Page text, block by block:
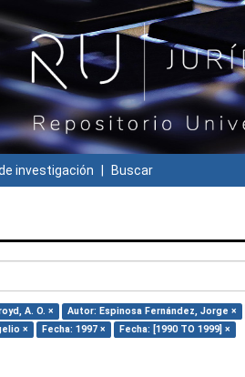
investigación Buscar
A. O. × Autor: Espinosa Fernández, Jorge ×
× Fecha: 1997 × Fecha: [1990 TO 1999] ×